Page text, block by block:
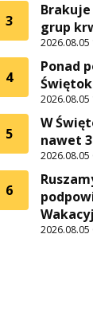
3
grup
2026.08.05
4
Ponad
2026.08.05
5
W
nawet
2026.08.05
6
2026.08.05